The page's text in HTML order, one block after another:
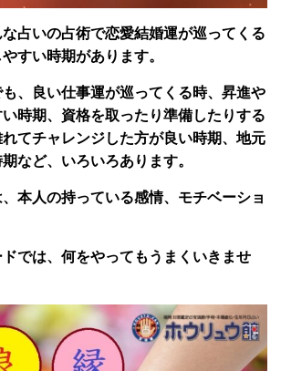
占いの占術で恋愛結婚運が巡ってくる
すい時期があります。
、良い仕事運が巡ってくる時、昇進や
時期、資格を取ったり準備したりする
てチャレンジした方が良い時期、地元
など、いろいろあります。
本人の持っている感情、モチベーショ
では、何をやってもうまくいきませ